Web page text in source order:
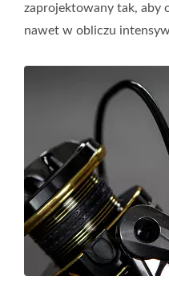
zaprojektowany tak, aby
nawet w obliczu